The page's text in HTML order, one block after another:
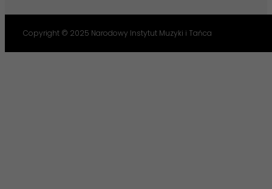
Copyright © 2025 Narodowy Instytut Muzyki i Tańca